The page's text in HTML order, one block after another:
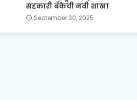
सहकारी बँकेची नवी शाखा
September 30, 2025